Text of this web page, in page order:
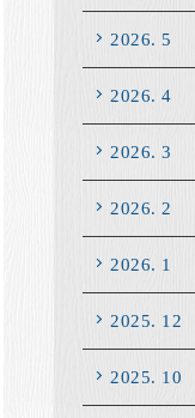
2026. 5
2026. 4
2026. 3
2026. 2
2026. 1
2025. 12
2025. 10